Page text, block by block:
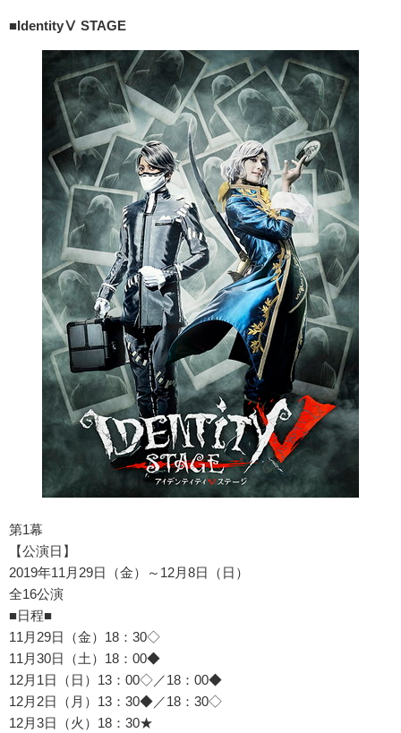
■IdentityⅤ STAGE
第1幕
【公演日】
2019年11月29日（金）～12月8日（日）
全16公演
■日程■
11月29日（金）18：30◇
11月30日（土）18：00◆
12月1日（日）13：00◇／18：00◆
12月2日（月）13：30◆／18：30◇
12月3日（火）18：30★